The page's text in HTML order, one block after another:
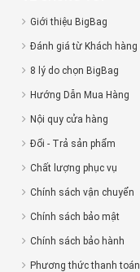
Giới thiệu BigBag
Đánh giá từ Khách hàng
8 lý do chọn BigBag
Hướng Dẫn Mua Hàng
Nội quy cửa hàng
Đổi - Trả sản phẩm
Chất lượng phục vụ
Chính sách vận chuyển
Chính sách bảo mật
Chính sách bảo hành
Phương thức thanh toán